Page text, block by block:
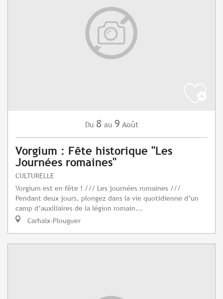
Du 8 au 9 Août
Vorgium : Fête historique "Les
Journées romaines"
CULTURELLE
Vorgium est en fête ! /// Les journées romaines ///
Pendant deux jours, plongez dans la vie quotidienne d’un
camp d’auxiliaires de la légion romain...
Carhaix-Plouguer